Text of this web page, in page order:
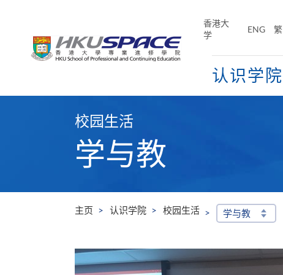
香港大
学
ENG 繁
认识学院
校园生活
学与教
主页 认识学院 校园生活 学与教